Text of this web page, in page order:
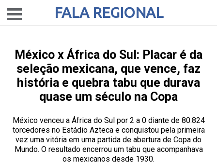
FALA REGIONAL
México x África do Sul: Placar é da
seleção mexicana, que vence, faz
história e quebra tabu que durava
quase um século na Copa
México venceu a África do Sul por 2 a 0 diante de 80.824
torcedores no Estádio Azteca e conquistou pela primeira
vez uma vitória em uma partida de abertura de Copa do
Mundo. O resultado encerrou um tabu que acompanhava
os mexicanos desde 1930.